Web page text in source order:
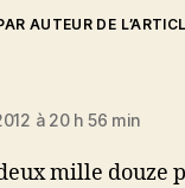
AUTEUR DE
:
à 20 h 56 min
mille douze